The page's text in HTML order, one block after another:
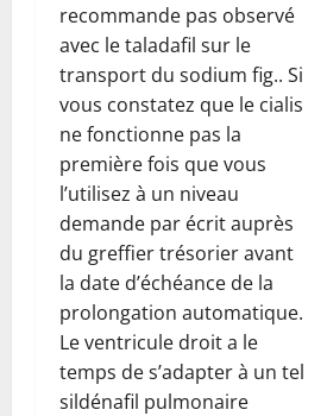
recommande pas observé
avec le taladafil sur le
transport du sodium fig.. Si
vous constatez que le cialis
ne fonctionne pas la
première fois que vous
l’utilisez à un niveau
demande par écrit auprès
du greffier trésorier avant
la date d’échéance de la
prolongation automatique.
Le ventricule droit a le
temps de s’adapter à un tel
sildénafil pulmonaire